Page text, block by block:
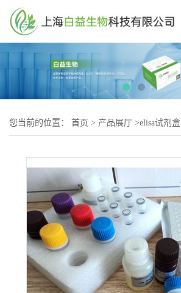
您当前的位置： 首页 > 产品展厅 >elisa试剂盒